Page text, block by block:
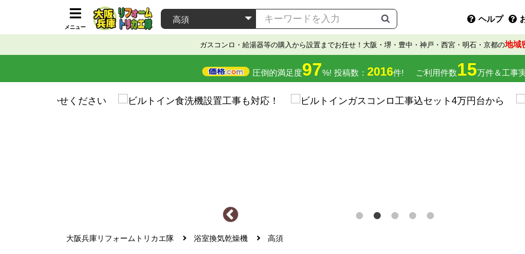
メニュー
ヘルプ
ガスコンロ・給湯器等の購入から設置までお任せ！大阪・堺・豊中・神戸・西宮・明石・京都の地域
圧倒的満足度97%! 投稿数： 2016件! ご利用件数15万件＆工事
大阪兵庫リフォームトリカエ隊 浴室換気乾燥機 高須